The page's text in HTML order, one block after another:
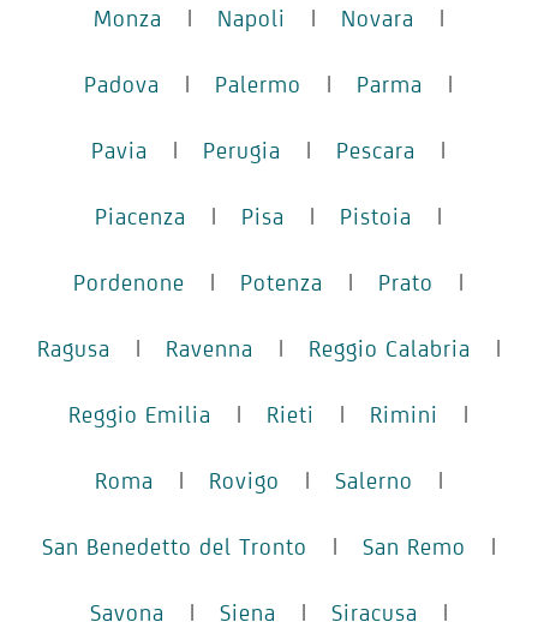
Monza | Napoli | Novara |
Padova | Palermo | Parma |
Pavia | Perugia | Pescara |
Piacenza | Pisa | Pistoia |
Pordenone | Potenza | Prato |
Ragusa | Ravenna | Reggio Calabria |
Reggio Emilia | Rieti | Rimini |
Roma | Rovigo | Salerno |
San Benedetto del Tronto | San Remo |
Savona | Siena | Siracusa |